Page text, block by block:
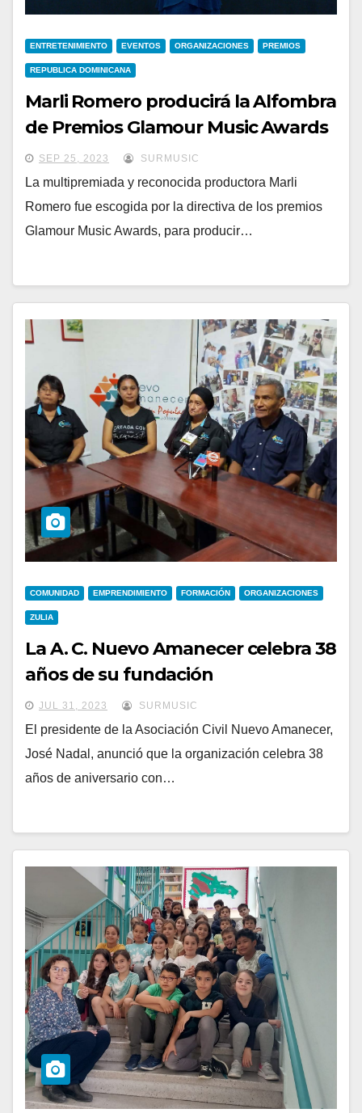
ENTRETENIMIENTO EVENTOS ORGANIZACIONES PREMIOS
REPUBLICA DOMINICANA
Marli Romero producirá la Alfombra
de Premios Glamour Music Awards
SEP 25, 2023 SURMUSIC
La multipremiada y reconocida productora Marli
Romero fue escogida por la directiva de los premios
Glamour Music Awards, para producir…
COMUNIDAD EMPRENDIMIENTO FORMACIÓN ORGANIZACIONES
ZULIA
La A. C. Nuevo Amanecer celebra 38
años de su fundación
JUL 31, 2023 SURMUSIC
El presidente de la Asociación Civil Nuevo Amanecer,
José Nadal, anunció que la organización celebra 38
años de aniversario con…